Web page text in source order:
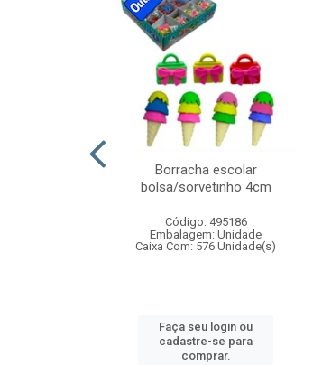
Borracha escolar
bolsa/sorvetinho 4cm
Código: 495186
Embalagem: Unidade
Caixa Com: 576 Unidade(s)
Faça seu login ou
cadastre-se para
comprar.